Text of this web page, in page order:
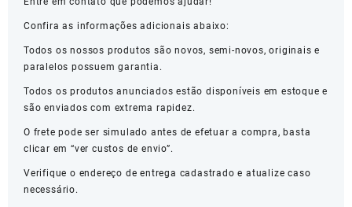
Confira as informações adicionais abaixo:
Todos os nossos produtos são novos, semi-novos, originais e
paralelos possuem garantia.
Todos os produtos anunciados estão disponíveis em estoque e
são enviados com extrema rapidez.
O frete pode ser simulado antes de efetuar a compra, basta
clicar em “ver custos de envio”.
Verifique o endereço de entrega cadastrado e atualize caso
necessário.